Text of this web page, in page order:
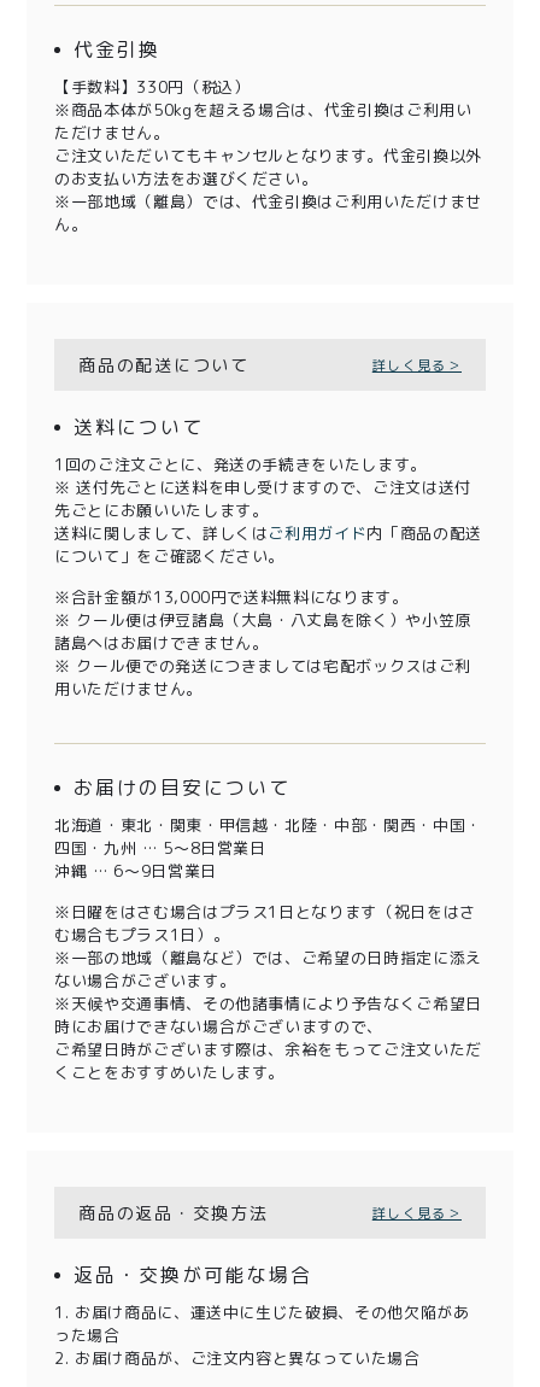
代金引換
【手数料】330円（税込）
※商品本体が50kgを超える場合は、代金引換はご利用い
ただけません。
ご注文いただいてもキャンセルとなります。代金引換以外
のお支払い方法をお選びください。
※一部地域（離島）では、代金引換はご利用いただけませ
ん。
商品の配送について 詳しく見る＞
送料について
1回のご注文ごとに、発送の手続きをいたします。
※ 送付先ごとに送料を申し受けますので、ご注文は送付
先ごとにお願いいたします。
送料に関しまして、詳しくはご利用ガイド内「商品の配送
について」をご確認ください。
※合計金額が13,000円で送料無料になります。
※ クール便は伊豆諸島（大島・八丈島を除く）や小笠原
諸島へはお届けできません。
※ クール便での発送につきましては宅配ボックスはご利
用いただけません。
お届けの目安について
北海道・東北・関東・甲信越・北陸・中部・関西・中国・
四国・九州 … 5～8日営業日
沖縄 … 6～9日営業日
※日曜をはさむ場合はプラス1日となります（祝日をはさ
む場合もプラス1日）。
※一部の地域（離島など）では、ご希望の日時指定に添え
ない場合がございます。
※天候や交通事情、その他諸事情により予告なくご希望日
時にお届けできない場合がございますので、
ご希望日時がございます際は、余裕をもってご注文いただ
くことをおすすめいたします。
商品の返品・交換方法 詳しく見る＞
返品・交換が可能な場合
1. お届け商品に、運送中に生じた破損、その他欠陥があ
った場合
2. お届け商品が、ご注文内容と異なっていた場合